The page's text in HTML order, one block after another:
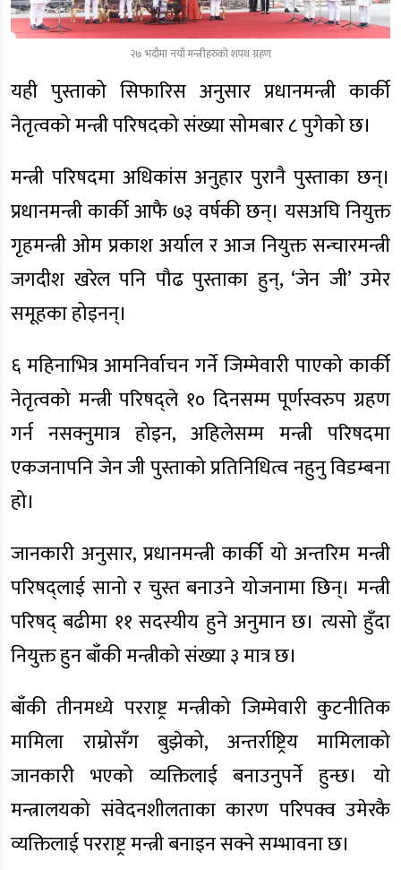
२७ भदौमा नयाँ मन्त्रीहरुको शपथ ग्रहण
यही पुस्ताको सिफारिस अनुसार प्रधानमन्त्री कार्की
नेतृत्वको मन्त्री परिषदको संख्या सोमबार ८ पुगेको छ।
मन्त्री परिषदमा अधिकांस अनुहार पुरानै पुस्ताका छन्।
प्रधानमन्त्री कार्की आफै ७३ वर्षकी छन्। यसअघि नियुक्त
गृहमन्त्री ओम प्रकाश अर्याल र आज नियुक्त सन्चारमन्त्री
जगदीश खरेल पनि पौढ पुस्ताका हुन्, ‘जेन जी’ उमेर
समूहका होइनन्।
६ महिनाभित्र आमनिर्वाचन गर्ने जिम्मेवारी पाएको कार्की
नेतृत्वको मन्त्री परिषद्ले १० दिनसम्म पूर्णस्वरुप ग्रहण
गर्न नसक्नुमात्र होइन, अहिलेसम्म मन्त्री परिषदमा
एकजनापनि जेन जी पुस्ताको प्रतिनिधित्व नहुनु विडम्बना
हो।
जानकारी अनुसार, प्रधानमन्त्री कार्की यो अन्तरिम मन्त्री
परिषद्लाई सानो र चुस्त बनाउने योजनामा छिन्। मन्त्री
परिषद् बढीमा ११ सदस्यीय हुने अनुमान छ। त्यसो हुँदा
नियुक्त हुन बाँकी मन्त्रीको संख्या ३ मात्र छ।
बाँकी तीनमध्ये परराष्ट्र मन्त्रीको जिम्मेवारी कुटनीतिक
मामिला राम्रोसँग बुझेको, अन्तर्राष्ट्रिय मामिलाको
जानकारी भएको व्यक्तिलाई बनाउनुपर्ने हुन्छ। यो
मन्त्रालयको संवेदनशीलताका कारण परिपक्व उमेरकै
व्यक्तिलाई परराष्ट्र मन्त्री बनाइन सक्ने सम्भावना छ।